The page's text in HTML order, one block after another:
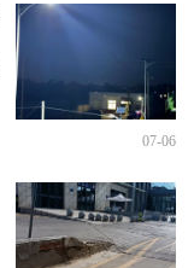
07-06